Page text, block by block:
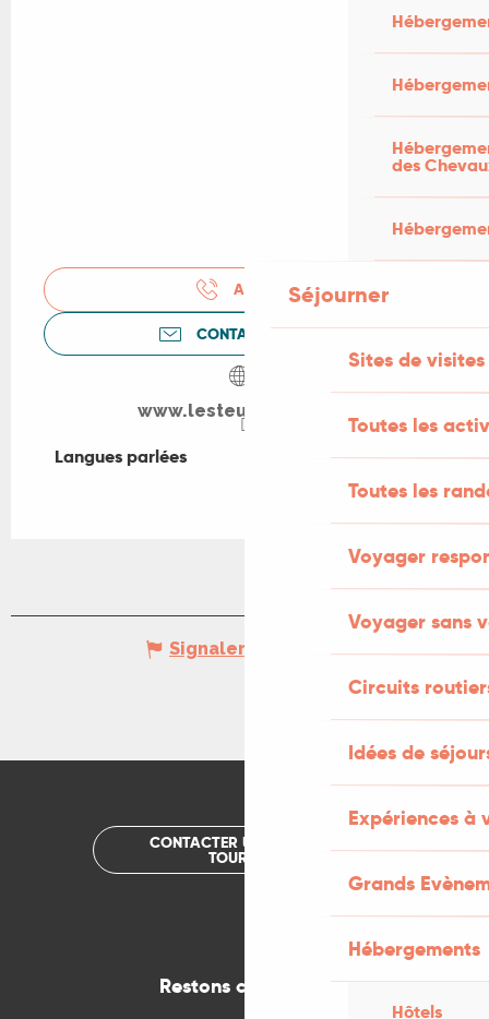
des
Séjourner
Sites de visites
Toutes les
Toutes les
Voyager
Voyager sans
Circuits
Idées de
Expériences à
Grands
Hébergements
Hôtels
APPELER
CONTACTEZ-NOUS
www.lesteuilleres.com
Langues parlées
Langues parlées
Signaler une erreur
CONTACTER UN OFFICE DE
TOURISME
Restons connectés